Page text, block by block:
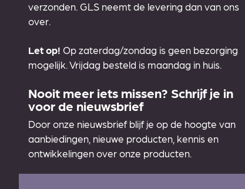
verzonden. GLS neemt de levering dan van ons
over.
Let op! Op zaterdag/zondag is geen bezorging
mogelijk. Vrijdag besteld is maandag in huis.
Nooit meer iets missen? Schrijf je in
voor de nieuwsbrief
Door onze nieuwsbrief blijf je op de hoogte van
aanbiedingen, nieuwe producten, kennis en
ontwikkelingen over onze producten.